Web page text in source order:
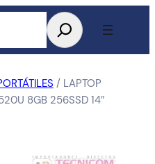
/ LAPTOP
8GB 256SSD 14″